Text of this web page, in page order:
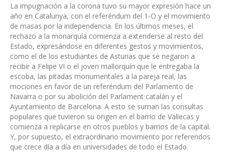
La impugnación a la corona tuvo su mayor expresión hace un
año en Catalunya, con el referéndum del 1-O y el movimiento
de masas por la independencia. En los últimos meses, el
rechazo a la monarquía comienza a extenderse al resto del
Estado, expresándose en diferentes gestos y movimientos,
como el de los estudiantes de Asturias que se negaron a
recibir a Felipe VI o el joven mallorquín que le entregaba la
escoba, las pitadas monumentales a la pareja real, las
mociones en favor de un referéndum del Parlamento de
Navarra o por su abolición del Parlament catalán y el
Ayuntamiento de Barcelona. A esto se suman las consultas
populares que tuvieron su origen en el barrio de Vallecas y
comienza a replicarse en otros pueblos y barrios de la capital.
Y, por supuesto, el extraordinario movimiento por referendos
que crece día a día en universidades de todo el Estado.